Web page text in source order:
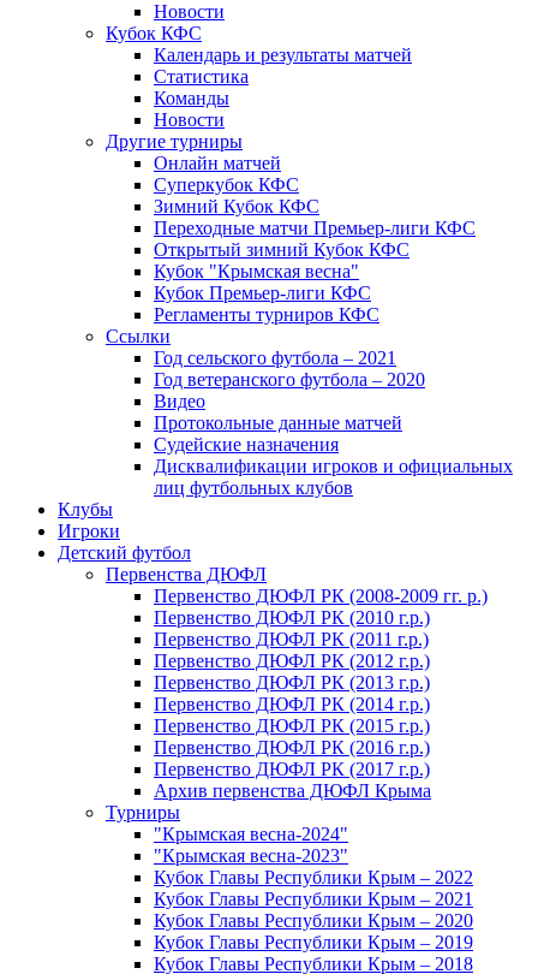
Новости
Кубок КФС
Календарь и результаты матчей
Статистика
Команды
Новости
Другие турниры
Онлайн матчей
Суперкубок КФС
Зимний Кубок КФС
Переходные матчи Премьер-лиги КФС
Открытый зимний Кубок КФС
Кубок "Крымская весна"
Кубок Премьер-лиги КФС
Регламенты турниров КФС
Ссылки
Год сельского футбола – 2021
Год ветеранского футбола – 2020
Видео
Протокольные данные матчей
Судейские назначения
Дисквалификации игроков и официальных
лиц футбольных клубов
Клубы
Игроки
Детский футбол
Первенства ДЮФЛ
Первенство ДЮФЛ РК (2008-2009 гг. р.)
Первенство ДЮФЛ РК (2010 г.р.)
Первенство ДЮФЛ РК (2011 г.р.)
Первенство ДЮФЛ РК (2012 г.р.)
Первенство ДЮФЛ РК (2013 г.р.)
Первенство ДЮФЛ РК (2014 г.р.)
Первенство ДЮФЛ РК (2015 г.р.)
Первенство ДЮФЛ РК (2016 г.р.)
Первенство ДЮФЛ РК (2017 г.р.)
Архив первенства ДЮФЛ Крыма
Турниры
"Крымская весна-2024"
"Крымская весна-2023"
Кубок Главы Республики Крым – 2022
Кубок Главы Республики Крым – 2021
Кубок Главы Республики Крым – 2020
Кубок Главы Республики Крым – 2019
Кубок Главы Республики Крым – 2018